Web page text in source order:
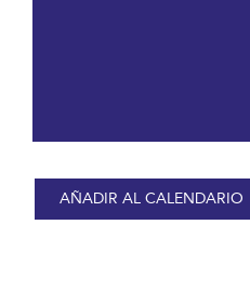
AÑADIR AL CALENDARIO